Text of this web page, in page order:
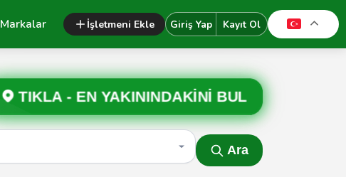
Markalar İşletmeni Ekle Giriş Yap Kayıt Ol
TIKLA - EN YAKININDAKİNİ BUL
Ara